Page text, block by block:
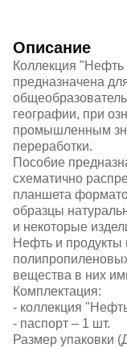
Описание
Коллекция "Нефть
предназначена
географии, при
промышленным
переработки.
Пособие
схематично
планшета
образцы
и некоторые
Нефть и
вещества в них
Комплектация:
- коллекция
- паспорт – 1 шт.
Размер упаковки